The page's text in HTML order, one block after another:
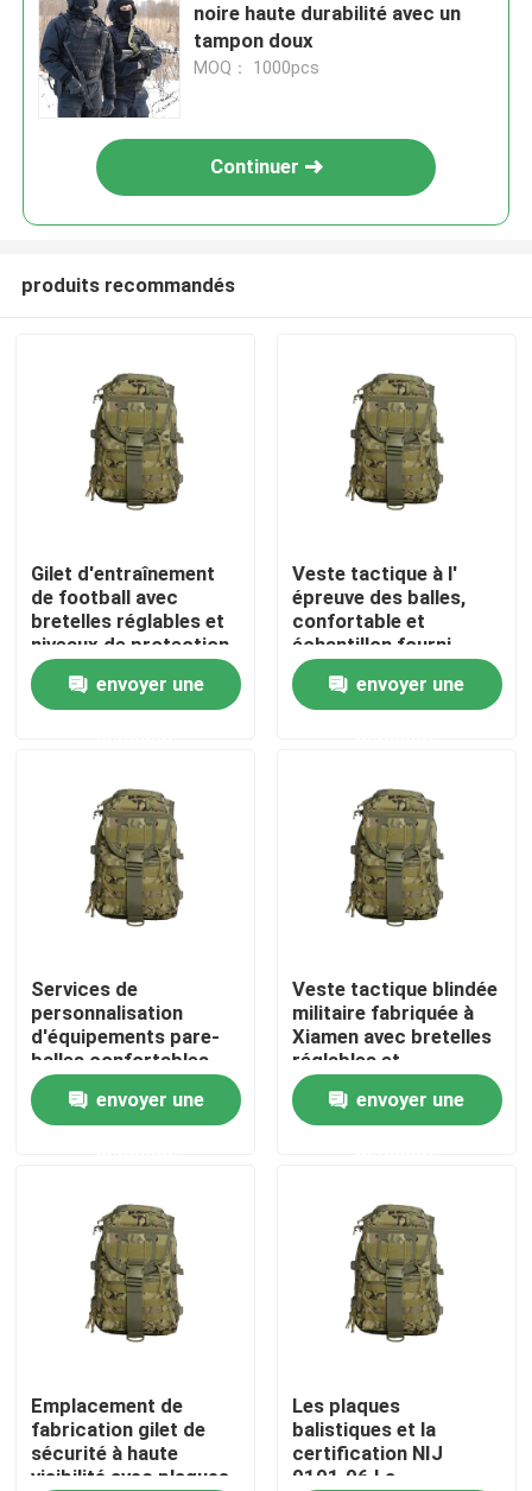
À la maison
Produits
À propos de nous
Visite de l'usine
Nouvelles
Demandez un devis
Usage tactique militaire
Gilet à l'épreuve des balles tactique militaire
noire haute durabilité avec un
tampon doux
MOQ： 1000pcs
Continuer
produits recommandés
Gilet d'entraînement
de football avec
bretelles réglables et
niveaux de protection
NIJ IV pour une
performance ultime
envoyer une
Veste tactique à l'
épreuve des balles,
confortable et
échantillon fourni.
envoyer une
Services de
personnalisation
d'équipements pare-
balles confortables
avec une quantité
minimale de
commande de 1000
envoyer une
Veste tactique blindée
militaire fabriquée à
Xiamen avec bretelles
réglables et
certification NIJ
0101.06envoyer une
Emplacement de
fabrication gilet de
sécurité à haute
visibilité avec plaques
Les plaques
balistiques et la
certification NIJ
0101.06 La